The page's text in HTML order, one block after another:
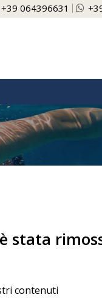
+39 064396631
stata
contenuti